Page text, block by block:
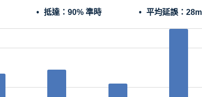
抵達： 90% 準時 平均延誤：